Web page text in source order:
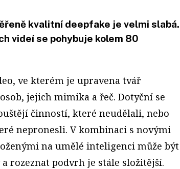
kvalitní deepfake je velmi slabá.
videí se pohybuje kolem 80
ve kterém je upravena tvář
jejich mimika a řeč. Dotyční se
činností, které neudělali, nebo
nepronesli. V kombinaci s novými
na umělé inteligenci může být
rozeznat podvrh je stále složitější.